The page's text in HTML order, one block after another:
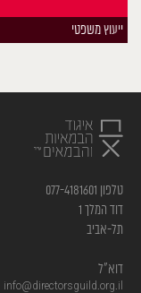
ייעוץ משפטי
טלפון 077-4181601
דוד המלך 1
תל-אביב
דוא”ל
info@directorsguild.org.il